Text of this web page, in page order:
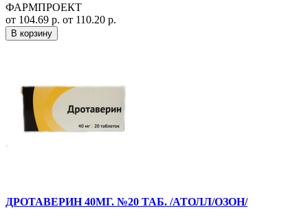
ФАРМПРОЕКТ
от 104.69 р. от 110.20 р.
В корзину
ДРОТАВЕРИН 40МГ. №20 ТАБ. /АТОЛЛ/ОЗОН/